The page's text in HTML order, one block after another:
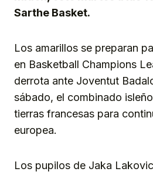
Sarthe Basket.
Los amarillos se preparan
en Basketball Champions
derrota ante Joventut
sábado, el combinado
tierras francesas para
europea.
Los pupilos de Jaka